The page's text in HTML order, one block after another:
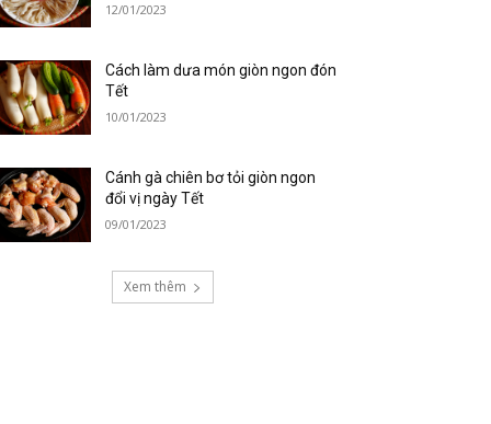
12/01/2023
Cách làm dưa món giòn ngon đón
Tết
10/01/2023
Cánh gà chiên bơ tỏi giòn ngon
đổi vị ngày Tết
09/01/2023
Xem thêm